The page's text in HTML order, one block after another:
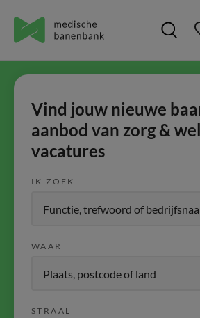
Vind jouw nieuwe
aanbod van zorg &
vacatures
IK ZOEK
WAAR
STRAAL